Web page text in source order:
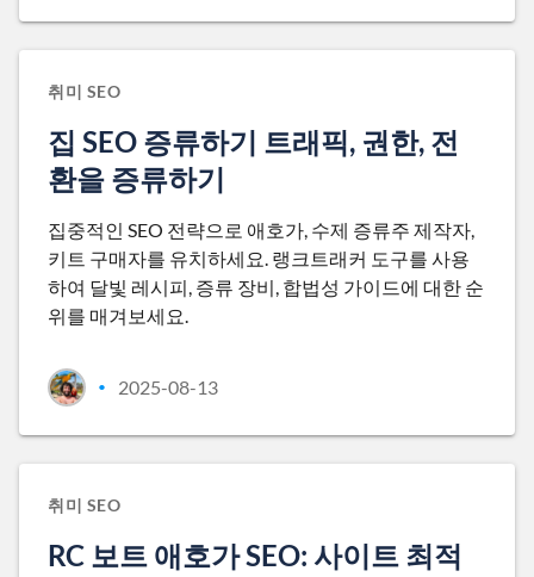
취미 SEO
집 SEO 증류하기 트래픽, 권한, 전
환을 증류하기
집중적인 SEO 전략으로 애호가, 수제 증류주 제작자,
키트 구매자를 유치하세요. 랭크트래커 도구를 사용
하여 달빛 레시피, 증류 장비, 합법성 가이드에 대한 순
위를 매겨보세요.
• 2025-08-13
취미 SEO
RC 보트 애호가 SEO: 사이트 최적